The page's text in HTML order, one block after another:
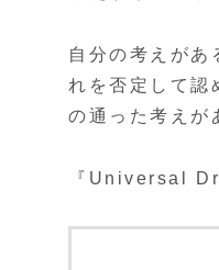
自分の考えがあ
れを否定して認
の通った考えが
『Universal